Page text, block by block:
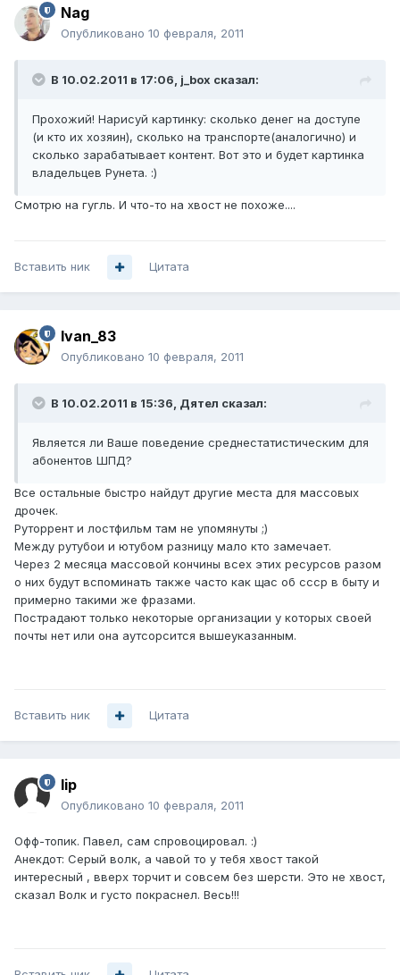
Nag
Опубликовано 10 февраля, 2011
В 10.02.2011 в 17:06, j_box сказал:
Прохожий! Нарисуй картинку: сколько денег на доступе
(и кто их хозяин), сколько на транспорте(аналогично) и
сколько зарабатывает контент. Вот это и будет картинка
владельцев Рунета. :)
Смотрю на гугль. И что-то на хвост не похоже....
Вставить ник Цитата
Ivan_83
Опубликовано 10 февраля, 2011
В 10.02.2011 в 15:36, Дятел сказал:
Является ли Ваше поведение среднестатистическим для
абонентов ШПД?
Все остальные быстро найдут другие места для массовых
дрочек.
Руторрент и лостфильм там не упомянуты ;)
Между рутубои и ютубом разницу мало кто замечает.
Через 2 месяца массовой кончины всех этих ресурсов разом
о них будут вспоминать также часто как щас об ссср в быту и
примерно такими же фразами.
Пострадают только некоторые организации у которых своей
почты нет или она аутсорсится вышеуказанным.
Вставить ник Цитата
lip
Опубликовано 10 февраля, 2011
Офф-топик. Павел, сам спровоцировал. :)
Анекдот: Серый волк, а чавой то у тебя хвост такой
интересный , вверх торчит и совсем без шерсти. Это не хвост,
сказал Волк и густо покраснел. Весь!!!